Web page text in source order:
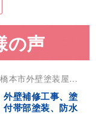
の声
橋本市外壁塗装 屋根
壁補修工事、塗
付帯部塗装、防水